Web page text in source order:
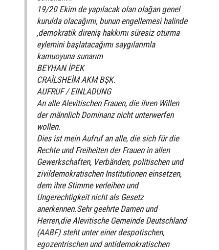
19/20 Ekim de yapılacak olan olağan genel
kurulda olacağımı, bunun engellemesi halinde
,demokratik direniş hakkımı süresiz oturma
eylemini başlatacağımı saygılarımla
kamuoyuna sunarım
BEYHAN İPEK
CRAİLSHEİM AKM BŞK.
AUFRUF / EINLADUNG
An alle Alevitischen Frauen, die ihren Willen
der männlich Dominanz nicht unterwerfen
wollen.
Dies ist mein Aufruf an alle, die sich für die
Rechte und Freiheiten der Frauen in allen
Gewerkschaften, Verbänden, politischen und
zivildemokratischen Institutionen einsetzen,
dem ihre Stimme verleihen und
Ungerechtigkeit nicht als Gesetz
anerkennen.Sehr geehrte Damen und
Herren,die Alevitische Gemeinde Deutschland
(AABF) steht unter einer despotischen,
egozentrischen und antidemokratischen